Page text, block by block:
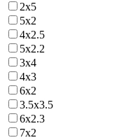
2х5
5х2
4х2.5
5х2.2
3х4
4х3
6х2
3.5х3.5
6х2.3
7х2